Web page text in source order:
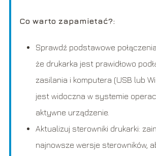
Co warto zapamietać?:
Sprawdź podstawowe
że drukarka jest prawidłowo
zasilania i komputera (USB lub
jest widoczna w systemie
aktywne urządzenie.
Aktualizuj sterowniki drukarki:
najnowsze wersje sterowników,